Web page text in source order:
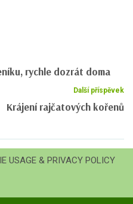
rychle dozrát doma
Další příspěvek
Krájení rajčatových kořenů
USAGE & PRIVACY POLICY